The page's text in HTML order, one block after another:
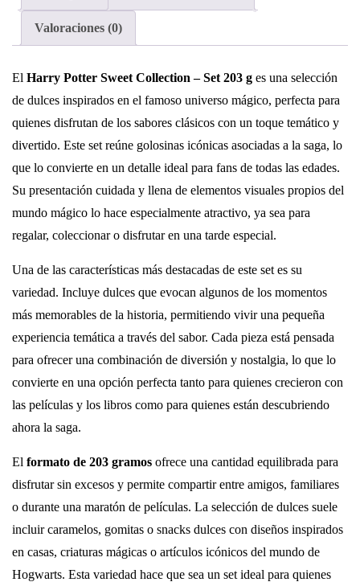
Valoraciones (0)
El Harry Potter Sweet Collection – Set 203 g es una selección
de dulces inspirados en el famoso universo mágico, perfecta para
quienes disfrutan de los sabores clásicos con un toque temático y
divertido. Este set reúne golosinas icónicas asociadas a la saga, lo
que lo convierte en un detalle ideal para fans de todas las edades.
Su presentación cuidada y llena de elementos visuales propios del
mundo mágico lo hace especialmente atractivo, ya sea para
regalar, coleccionar o disfrutar en una tarde especial.
Una de las características más destacadas de este set es su
variedad. Incluye dulces que evocan algunos de los momentos
más memorables de la historia, permitiendo vivir una pequeña
experiencia temática a través del sabor. Cada pieza está pensada
para ofrecer una combinación de diversión y nostalgia, lo que lo
convierte en una opción perfecta tanto para quienes crecieron con
las películas y los libros como para quienes están descubriendo
ahora la saga.
El formato de 203 gramos ofrece una cantidad equilibrada para
disfrutar sin excesos y permite compartir entre amigos, familiares
o durante una maratón de películas. La selección de dulces suele
incluir caramelos, gomitas o snacks dulces con diseños inspirados
en casas, criaturas mágicas o artículos icónicos del mundo de
Hogwarts. Esta variedad hace que sea un set ideal para quienes